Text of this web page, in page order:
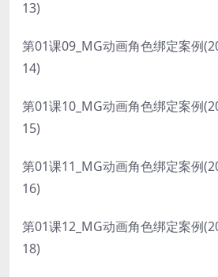
13)
第01课09_MG动画角色绑定案例
14)
第01课10_MG动画角色绑定案例
15)
第01课11_MG动画角色绑定案例
16)
第01课12_MG动画角色绑定案例
18)